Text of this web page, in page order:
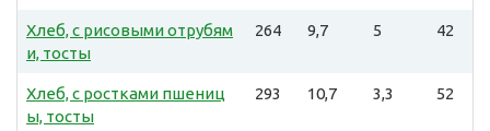
Хлеб, с рисовыми отрубям
и, тосты
264 9,7 5 42
Хлеб, с ростками пшениц
ы, тосты
293 10,7 3,3 52